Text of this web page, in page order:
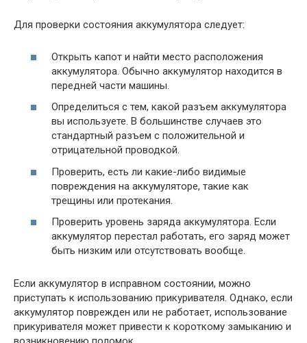
Для проверки состояния аккумулятора следует:
Открыть капот и найти место расположения
аккумулятора. Обычно аккумулятор находится в
передней части машины.
Определиться с тем, какой разъем аккумулятора
вы используете. В большинстве случаев это
стандартный разъем с положительной и
отрицательной проводкой.
Проверить, есть ли какие-либо видимые
повреждения на аккумуляторе, такие как
трещины или протекания.
Проверить уровень заряда аккумулятора. Если
аккумулятор перестал работать, его заряд может
быть низким или отсутствовать вообще.
Если аккумулятор в исправном состоянии, можно
приступать к использованию прикуривателя. Однако, если
аккумулятор поврежден или не работает, использование
прикуривателя может привести к короткому замыканию и